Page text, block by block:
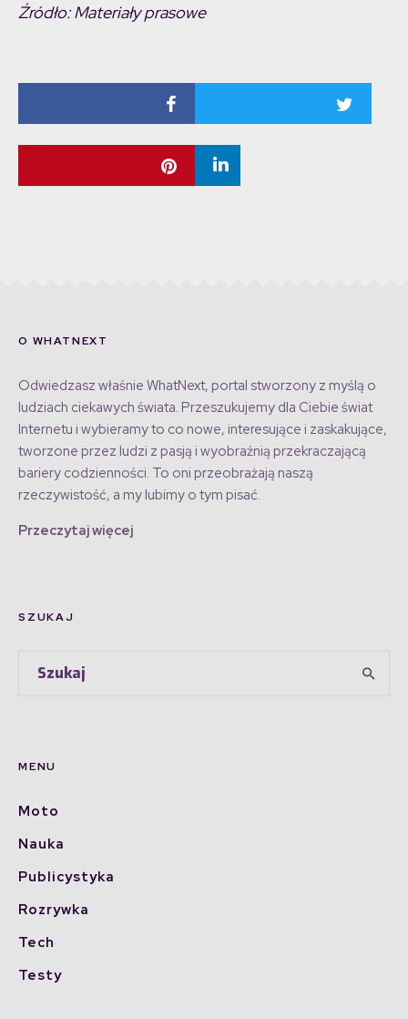
Źródło: Materiały prasowe
O WHATNEXT
Odwiedzasz właśnie WhatNext, portal stworzony z myślą o
ludziach ciekawych świata. Przeszukujemy dla Ciebie świat
Internetu i wybieramy to co nowe, interesujące i zaskakujące,
tworzone przez ludzi z pasją i wyobraźnią przekraczającą
bariery codzienności. To oni przeobrażają naszą
rzeczywistość, a my lubimy o tym pisać.
Przeczytaj więcej
SZUKAJ
MENU
Moto
Nauka
Publicystyka
Rozrywka
Tech
Testy